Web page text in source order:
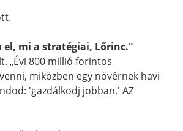
el, mi a stratégiai, Lőrinc."
„Évi 800 millió forintos
miközben egy nővérnek havi
'gazdálkodj jobban.' AZ